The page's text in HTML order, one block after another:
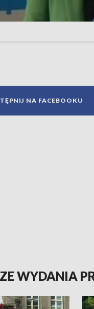
NA FACEBOOKU
WYDANIA